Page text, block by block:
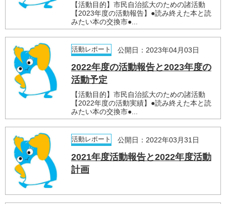
【活動目的】市民自治拡大のための諸活動
【2023年度の活動報告】●読み終えた本と読
みたい本の交換市●...
活動レポート 公開日：2023年04月03日
2022年度の活動報告と2023年度の
活動予定
【活動目的】市民自治拡大のための諸活動
【2022年度の活動実績】●読み終えた本と読
みたい本の交換市●...
活動レポート 公開日：2022年03月31日
2021年度活動報告と2022年度活動
計画